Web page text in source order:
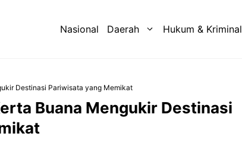
Nasional Daerah Hukum & Kriminal
Destinasi Pariwisata yang Memikat
Buana Mengukir Destinasi